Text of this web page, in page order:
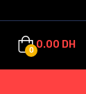
0 0.00 DH